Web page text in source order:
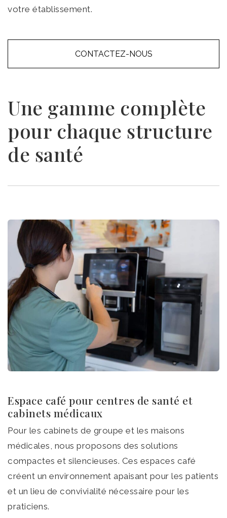
votre établissement.
CONTACTEZ-NOUS
Une gamme complète
pour chaque structure
de santé
Espace café pour centres de santé et
cabinets médicaux
Pour les cabinets de groupe et les maisons
médicales, nous proposons des solutions
compactes et silencieuses. Ces espaces café
créent un environnement apaisant pour les patients
et un lieu de convivialité nécessaire pour les
praticiens.